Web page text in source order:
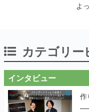
よ
カテゴリ
インタビュー
作